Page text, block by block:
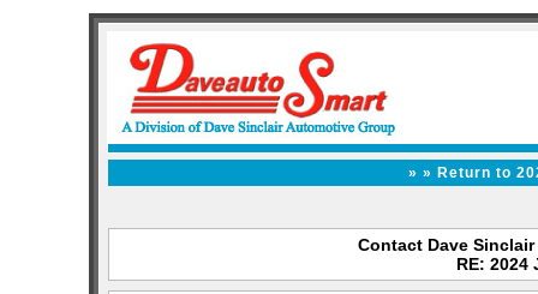
» » Return to
Contact Dave
RE: 2024